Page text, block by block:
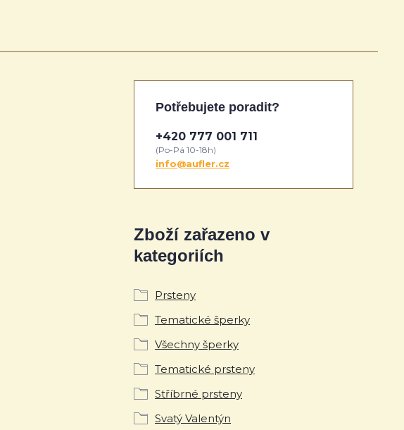
Zboží zařazeno v
kategoriích
Prsteny
Tematické šperky
Všechny šperky
Tematické prsteny
Stříbrné prsteny
Svatý Valentýn
Potřebujete poradit?
+420 777 001 711
(Po-Pá 10-18h)
info@aufler.cz